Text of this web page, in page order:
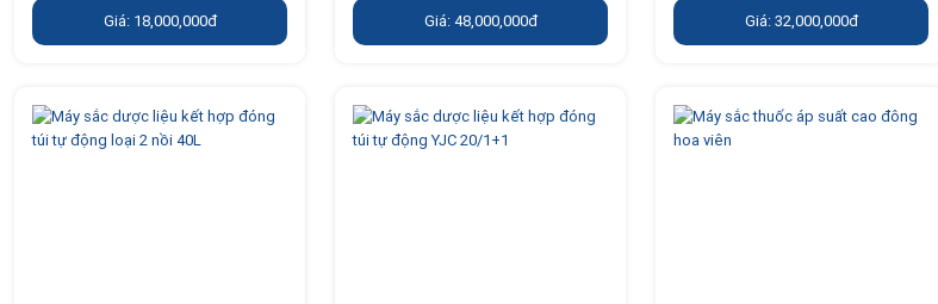
Giá: 18,000,000đ Giá: 48,000,000đ Giá: 32,000,000đ